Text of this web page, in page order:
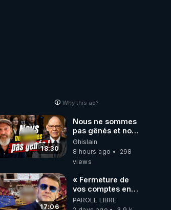
Why this ad?
18:30
Nous ne sommes
pas gênés et nous
n’avons pas
besoin de nous
excuser ! #jw
#collegecentral
Ghislain
8 hours ago
298
views
17:06
« Fermeture de
vos comptes en
banque ! » :
Macron impose
PAROLE LIBRE